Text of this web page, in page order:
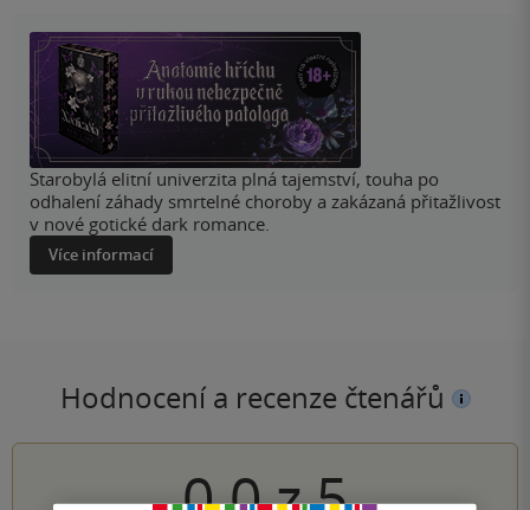
Starobylá elitní univerzita plná tajemství, touha po
odhalení záhady smrtelné choroby a zakázaná přitažlivost
v nové gotické dark romance.
Více informací
Hodnocení a recenze čtenářů